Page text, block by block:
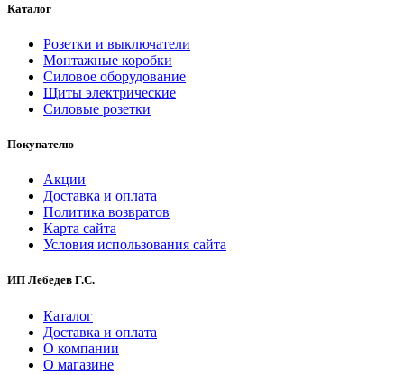
Каталог
Розетки и выключатели
Монтажные коробки
Силовое оборудование
Щиты электрические
Силовые розетки
Покупателю
Акции
Доставка и оплата
Политика возвратов
Карта сайта
Условия использования сайта
ИП Лебедев Г.С.
Каталог
Доставка и оплата
О компании
О магазине